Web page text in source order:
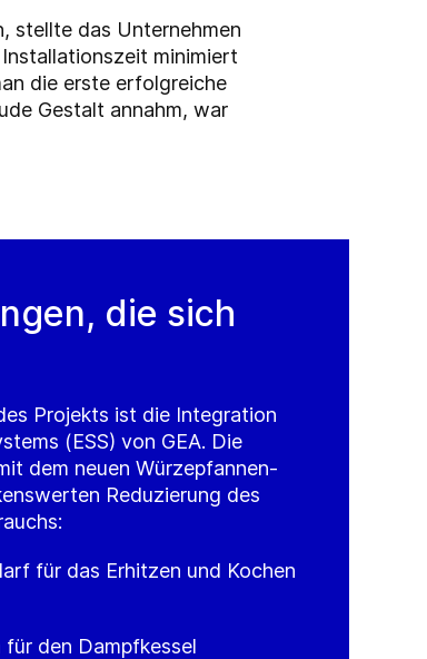
stellte das Unternehmen
minimiert
die erste erfolgreiche
Gestalt annahm, war
die sich
Projekts ist die Integration
(ESS) von GEA. Die
dem neuen Würzepfannen-
Reduzierung des
für das Erhitzen und Kochen
den Dampfkessel